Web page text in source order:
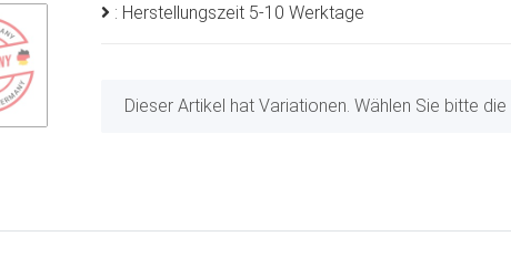
: Herstellungszeit 5-10 Werktage
x
Dieser Artikel hat Variationen. Wählen Sie bitte